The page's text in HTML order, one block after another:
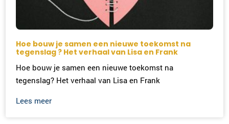
Hoe bouw je samen een nieuwe toekomst na
tegenslag ? Het verhaal van Lisa en Frank
Hoe bouw je samen een nieuwe toekomst na
tegenslag? Het verhaal van Lisa en Frank
Lees meer